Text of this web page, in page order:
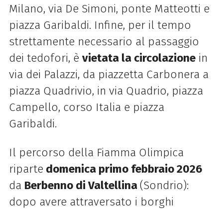
Milano, via De Simoni, ponte Matteotti e
piazza Garibaldi. Infine, per il tempo
strettamente necessario al passaggio
dei tedofori, è vietata la circolazionein
via dei Palazzi, da piazzetta Carbonera a
piazza Quadrivio, in via Quadrio, piazza
Campello, corso Italia e piazza
Garibaldi.
Il percorso della Fiamma Olimpica
riparte domenica primo febbraio 2026
da Berbenno di Valtellina(Sondrio):
dopo avere attraversato i borghi